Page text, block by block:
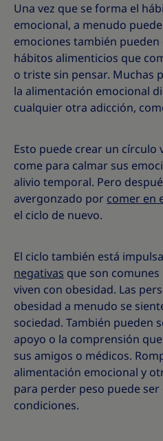
Una vez que se forma el
emocional, a menudo
emociones también
hábitos alimenticios que
o triste sin pensar. Muchas
la alimentación emocional
cualquier otra adicción,
Esto puede crear un círculo
come para calmar sus
alivio temporal. Pero
avergonzado por comer en
el ciclo de nuevo.
El ciclo también está
negativas que son
viven con obesidad. Las
obesidad a menudo se
sociedad. También pueden
apoyo o la comprensión
sus amigos o médicos.
alimentación emocional y
para perder peso puede ser
condiciones.